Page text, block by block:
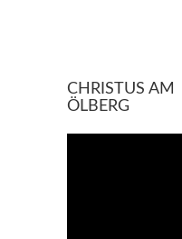
CHRISTUS AM
ÖLBERG